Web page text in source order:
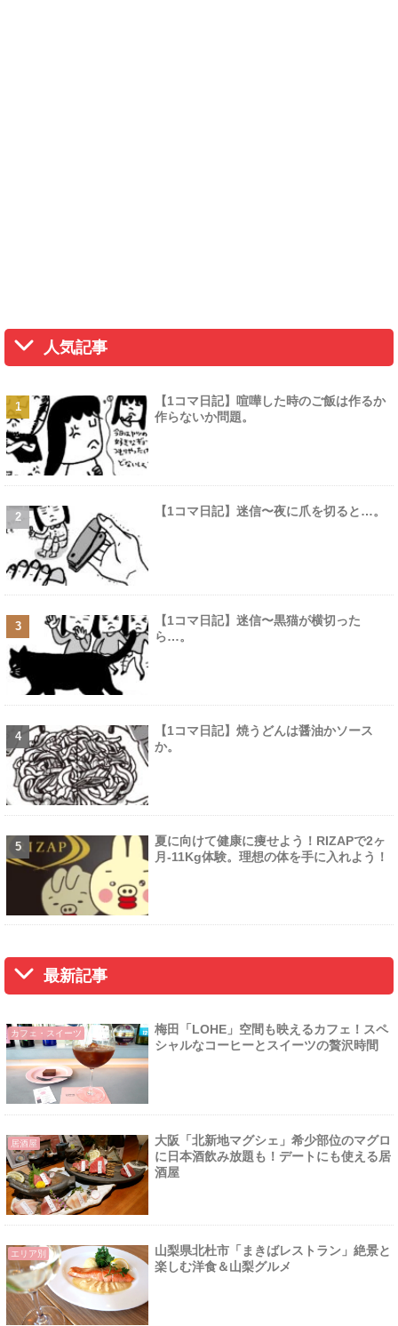
人気記事
【1コマ日記】喧嘩した時のご飯は作るか
作らないか問題。
【1コマ日記】迷信〜夜に爪を切ると…。
【1コマ日記】迷信〜黒猫が横切った
ら…。
【1コマ日記】焼うどんは醤油かソース
か。
夏に向けて健康に痩せよう！RIZAPで2ヶ
月-11Kg体験。理想の体を手に入れよう！
最新記事
カフェ・スイーツ
梅田「LOHE」空間も映えるカフェ！スペ
シャルなコーヒーとスイーツの贅沢時間
居酒屋
大阪「北新地マグシェ」希少部位のマグロ
に日本酒飲み放題も！デートにも使える居
酒屋
エリア別
山梨県北杜市「まきばレストラン」絶景と
楽しむ洋食＆山梨グルメ